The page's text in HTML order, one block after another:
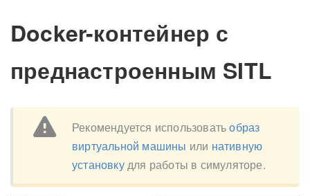
Docker-контейнер с
преднастроенным SITL
Рекомендуется использоватьобраз
виртуальной машины или нативную
установкудля работы в симуляторе.